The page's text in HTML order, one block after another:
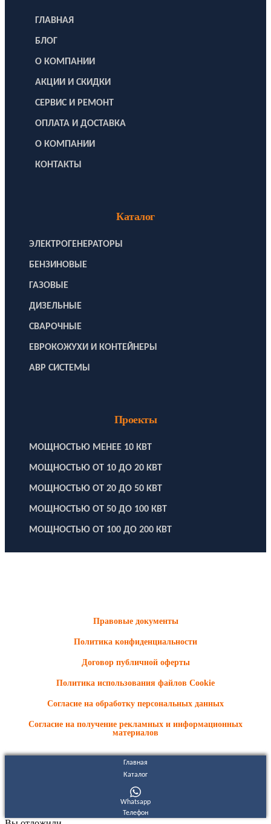
ГЛАВНАЯ
БЛОГ
О КОМПАНИИ
АКЦИИ И СКИДКИ
СЕРВИС И РЕМОНТ
ОПЛАТА И ДОСТАВКА
О КОМПАНИИ
КОНТАКТЫ
Каталог
ЭЛЕКТРОГЕНЕРАТОРЫ
БЕНЗИНОВЫЕ
ГАЗОВЫЕ
ДИЗЕЛЬНЫЕ
СВАРОЧНЫЕ
ЕВРОКОЖУХИ И КОНТЕЙНЕРЫ
АВР СИСТЕМЫ
Проекты
МОЩНОСТЬЮ МЕНЕЕ 10 КВТ
МОЩНОСТЬЮ ОТ 10 ДО 20 КВТ
МОЩНОСТЬЮ ОТ 20 ДО 50 КВТ
МОЩНОСТЬЮ ОТ 50 ДО 100 КВТ
МОЩНОСТЬЮ ОТ 100 ДО 200 КВТ
Правовые документы
Политика конфиденциальности
Договор публичной оферты
Политика использования файлов Cookie
Согласие на обработку персональных данных
Согласие на получение рекламных и информационных
материалов
Главная
Каталог
Whatsapp
Телефон